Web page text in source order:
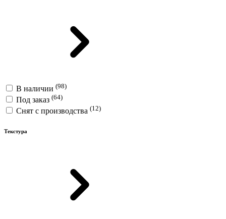
В наличии (98)
Под заказ (64)
Снят с производства (12)
Текстура